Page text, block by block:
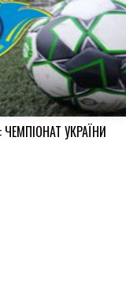
УКРАЇНИ